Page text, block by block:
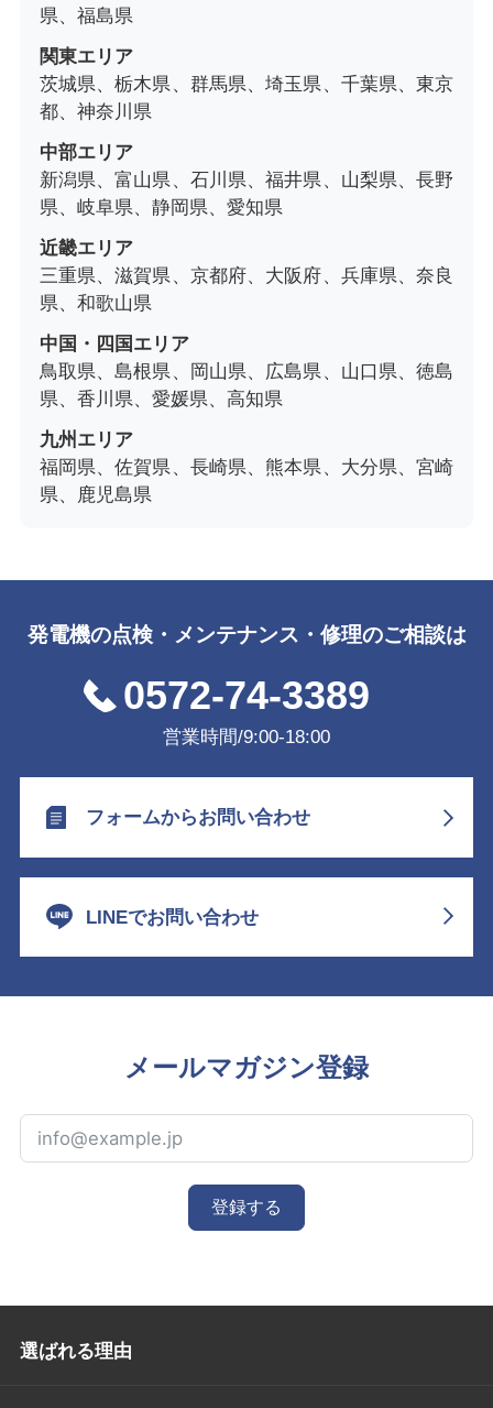
県、福島県
関東エリア
茨城県、栃木県、群馬県、埼玉県、千葉県、東京
都、神奈川県
中部エリア
新潟県、富山県、石川県、福井県、山梨県、長野
県、岐阜県、静岡県、愛知県
近畿エリア
三重県、滋賀県、京都府、大阪府、兵庫県、奈良
県、和歌山県
中国・四国エリア
鳥取県、島根県、岡山県、広島県、山口県、徳島
県、香川県、愛媛県、高知県
九州エリア
福岡県、佐賀県、長崎県、熊本県、大分県、宮崎
県、鹿児島県
発電機の点検・メンテナンス・修理のご相談は
0572-74-3389
営業時間/9:00-18:00
フォームからお問い合わせ
LINEでお問い合わせ
メールマガジン登録
登録する
選ばれる理由